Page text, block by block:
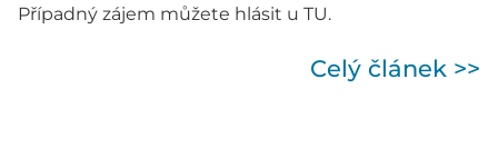
Případný zájem můžete hlásit u TU.
Celý článek >>